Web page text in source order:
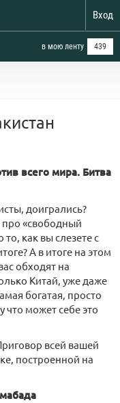
Вход
в мою ленту 439
всего мира. Битва
доигрались?
про «свободный
как вы слезете с
А в итоге на этом
обходят на
Китай, уже даже
богатая, просто
что может себе это
всей вашей
построенной на